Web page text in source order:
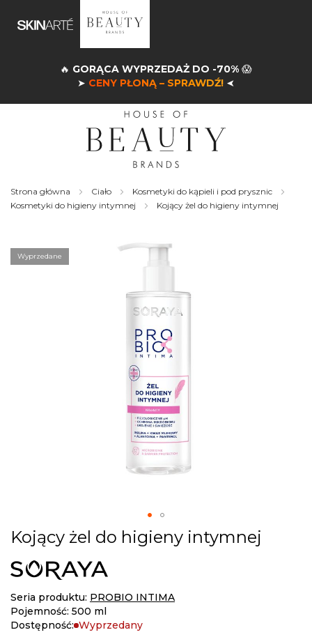
🔥 GORĄCA WYPRZEDAŻ DO -70% 😱
➤ CENY PŁONĄ – SPRAWDŹ! ➤
Strona główna Ciało
Kosmetyki do kąpieli i pod prysznic
Kosmetyki do higieny intymnej
Kojący żel do higieny intymnej
the
end
Wyprzedane
Skip
to
the
beginning
the
images
gallery
Kojący żel do higieny intymnej
Seria produktu: PROBIO INTIMA
Pojemność: 500 ml
Dostępność: Wyprzedany